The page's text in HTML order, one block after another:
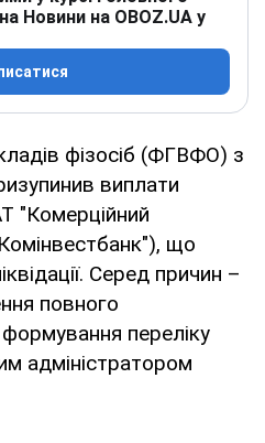
Новини на OBOZ.UA у
фізосіб (ФГВФО) з
виплати
"Комерційний
що
Серед причин –
повного
переліку
адміністратором